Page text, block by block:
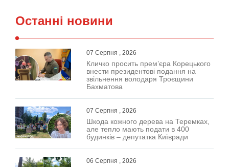
Останні новини
07 Серпня , 2026
Кличко просить прем’єра Корецького
внести президентові подання на
звільнення володаря Троєщини
Бахматова
07 Серпня , 2026
Шкода кожного дерева на Теремках,
але тепло мають подати в 400
будинків – депутатка Київради
06 Серпня , 2026